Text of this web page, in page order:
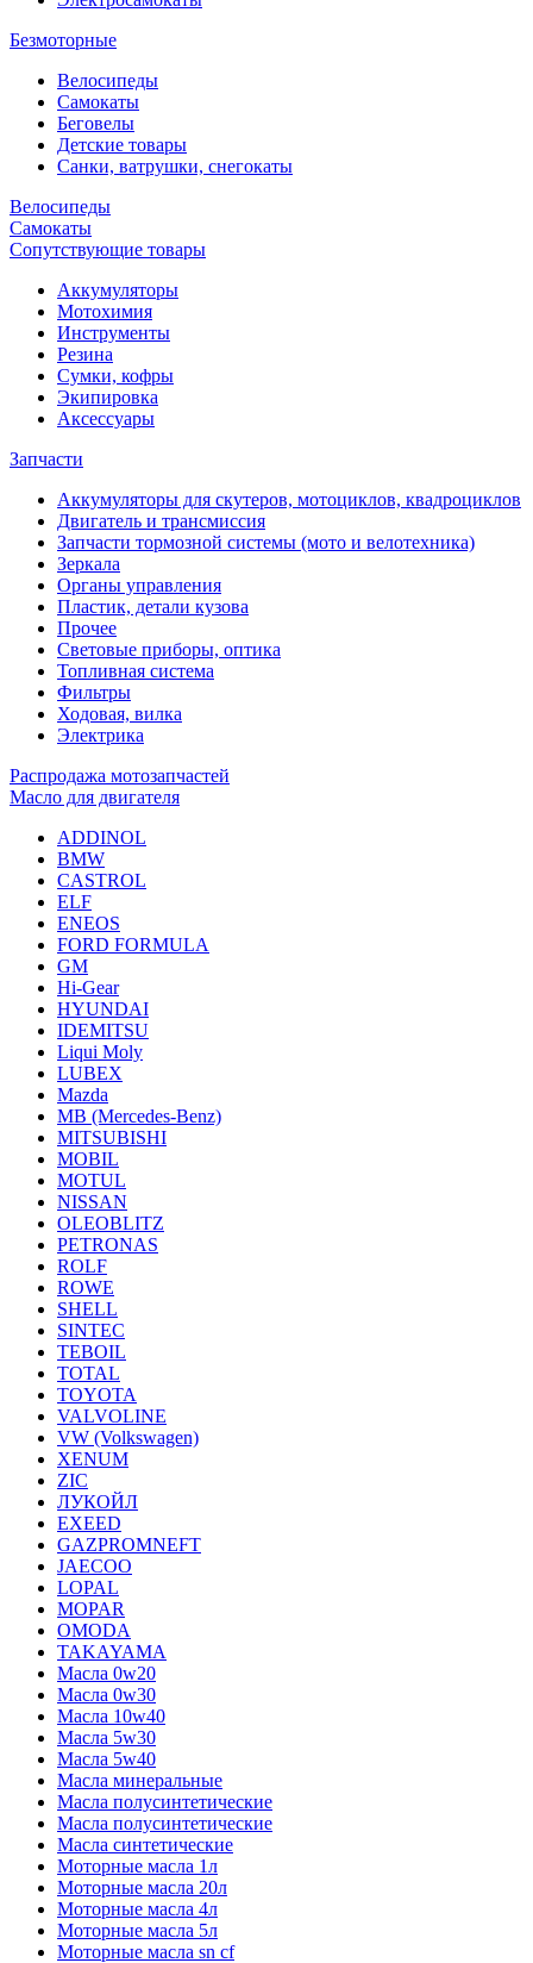
Безмоторные
Велосипеды
Самокаты
Беговелы
Детские товары
Санки, ватрушки, снегокаты
Велосипеды
Самокаты
Сопутствующие товары
Аккумуляторы
Мотохимия
Инструменты
Резина
Сумки, кофры
Экипировка
Аксессуары
Запчасти
Аккумуляторы для скутеров, мотоциклов, квадроциклов
Двигатель и трансмиссия
Запчасти тормозной системы (мото и велотехника)
Зеркала
Органы управления
Пластик, детали кузова
Прочее
Световые приборы, оптика
Топливная система
Фильтры
Ходовая, вилка
Электрика
Распродажа мотозапчастей
Масло для двигателя
ADDINOL
BMW
CASTROL
ELF
ENEOS
FORD FORMULA
GM
Hi-Gear
HYUNDAI
IDEMITSU
Liqui Moly
LUBEX
Mazda
MB (Mercedes-Вenz)
MITSUBISHI
MOBIL
MOTUL
NISSAN
OLEOBLITZ
PETRONAS
ROLF
ROWE
SHELL
SINTEC
TEBOIL
TOTAL
TOYOTA
VALVOLINE
VW (Volkswagen)
XENUM
ZIC
ЛУКОЙЛ
EXEED
GAZPROMNEFT
JAECOO
LOPAL
MOPAR
OMODA
TAKAYAMA
Масла 0w20
Масла 0w30
Масла 10w40
Масла 5w30
Масла 5w40
Масла минеральные
Масла полусинтетические
Масла полусинтетические
Масла синтетические
Моторные масла 1л
Моторные масла 20л
Моторные масла 4л
Моторные масла 5л
Моторные масла sn cf